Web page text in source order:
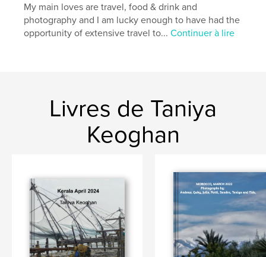
My main loves are travel, food & drink and
photography and I am lucky enough to have had the
opportunity of extensive travel to...Continuer à lire
Livres de Taniya
Keoghan